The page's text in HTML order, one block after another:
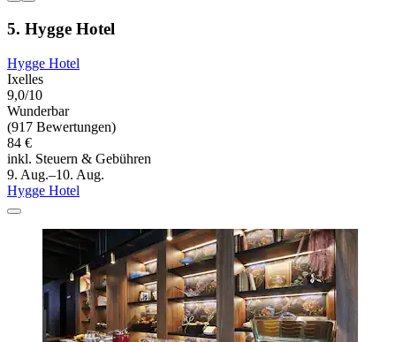
5. Hygge Hotel
Hygge Hotel
Ixelles
9,0/10
Wunderbar
(917 Bewertungen)
84 €
inkl. Steuern & Gebühren
9. Aug.–10. Aug.
Hygge Hotel